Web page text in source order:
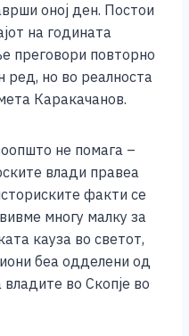
оној ден. Постои
на годината
преговори повторно
ред, но во реалноста
Каракачанов.
не помага –
влади правеа
факти се
многу малку за
кауза во светот,
беа одделени од
владите во Скопје во